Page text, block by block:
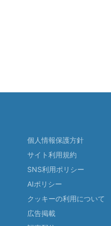
個人情報保護方針
サイト利用規約
SNS利用ポリシー
AIポリシー
クッキーの利用について
広告掲載